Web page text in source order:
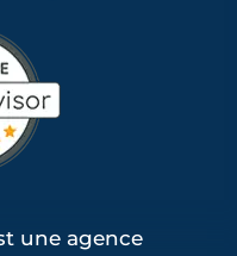
une agence